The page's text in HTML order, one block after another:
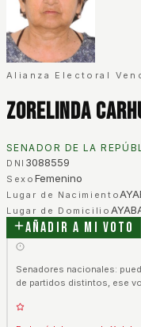
Alianza Electoral
Zorelinda
SENADOR DE LA
DNI 3088559
Sexo Femenino
Lugar de Nacimiento
Lugar de Domicilio
Añadir a mi voto
Senadores nacionales:
de partidos distintos, ese